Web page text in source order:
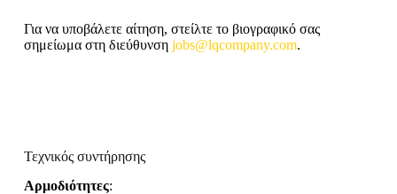
Για να υποβάλετε αίτηση, στείλτε το βιογραφικό σας
σημείωμα στη διεύθυνση jobs@lqcompany.com.
Τεχνικός συντήρησης
Αρμοδιότητες: